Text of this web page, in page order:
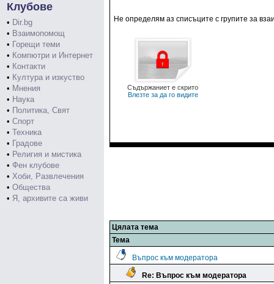
Клубове
• Dir.bg
• Взаимопомощ
• Горещи теми
• Компютри и Интернет
• Контакти
• Култура и изкуство
• Мнения
• Наука
• Политика, Свят
• Спорт
• Техника
• Градове
• Религия и мистика
• Фен клубове
• Хоби, Развлечения
• Общества
• Я, архивите са живи
Не определям аз списъците с групите за
Съдържаниет е скрито
Влезте за да го видите
Цялата тема
Тема
Въпрос към модератора
Re: Въпрос към модератора